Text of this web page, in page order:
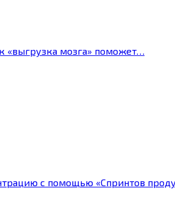
«выгрузка мозга» поможет…
с помощью «Спринтов